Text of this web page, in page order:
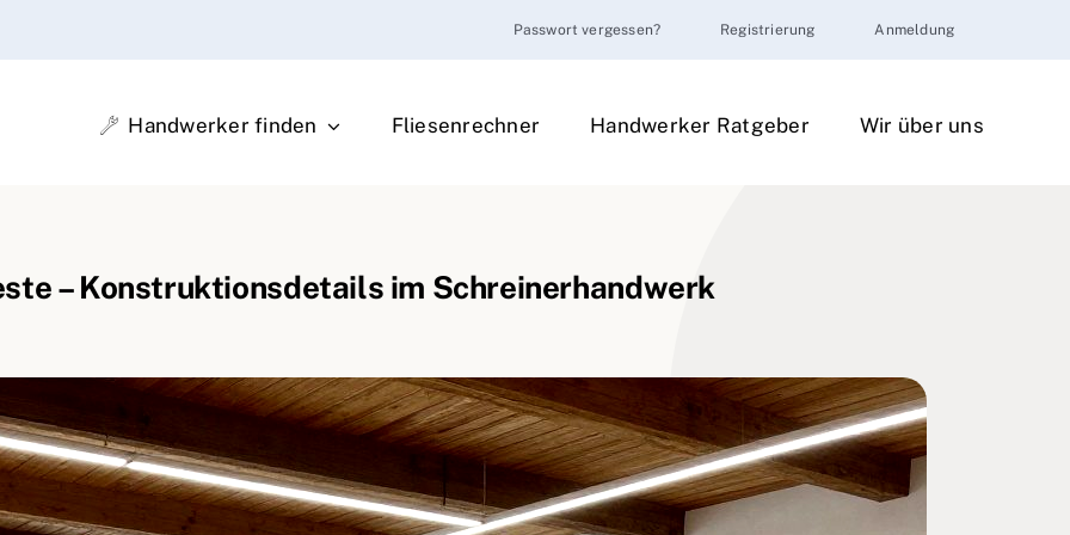
Passwort vergessen? Registrierung Anmeldung
Handwerker finden Fliesenrechner Handwerker Ratgeber Wir über uns
– Konstruktionsdetails im Schreinerhandwerk